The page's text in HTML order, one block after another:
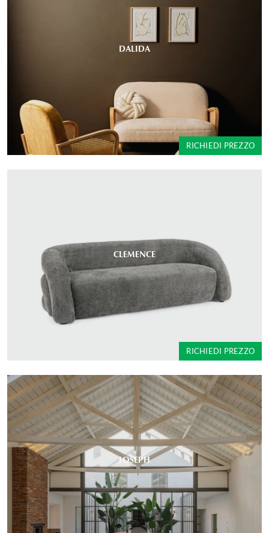
DALIDA
RICHIEDI PREZZO
CLEMENCE
RICHIEDI PREZZO
JOSEPH